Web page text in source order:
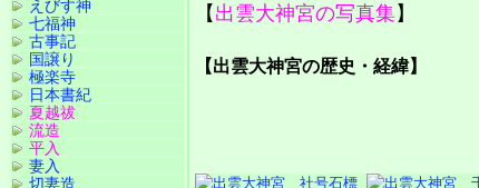
【 出雲大神宮の写真集】
【出雲大神宮の歴史・経緯】
えびす神
七福神
古事記
国譲り
極楽寺
日本書紀
夏越祓
流造
平入
妻入
切妻造